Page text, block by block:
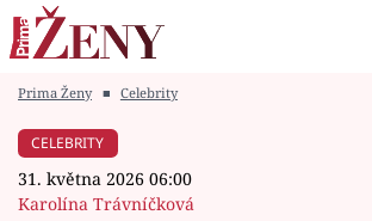
Módní alarm
Prima Ženy ■ Celebrity
CELEBRITY
31. května 2026 06:00
Karolína Trávníčková